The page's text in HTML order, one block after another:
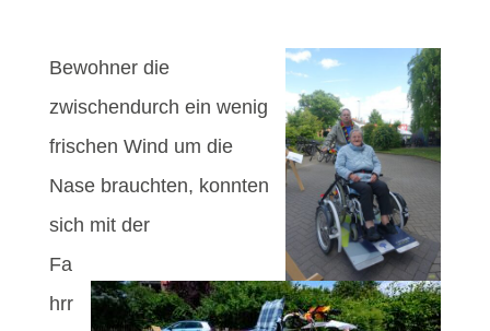
Bewohner die
zwischendurch ein wenig
frischen Wind um die
Nase brauchten, konnten
sich mit der
Fa
hrr